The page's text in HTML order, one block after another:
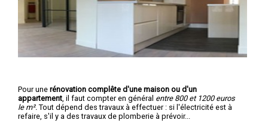
Pour une rénovation complête d'une maison ou d'un
appartement , il faut compter en général entre 800 et 1200 euros
le m². Tout dépend des travaux à effectuer : si l'électricité est à
refaire, s'il y a des travaux de plomberie à prévoir...